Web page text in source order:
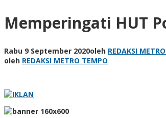
Memperingati HUT
Rabu 9 September 2020oleh REDAKSI
oleh REDAKSI METRO TEMPO